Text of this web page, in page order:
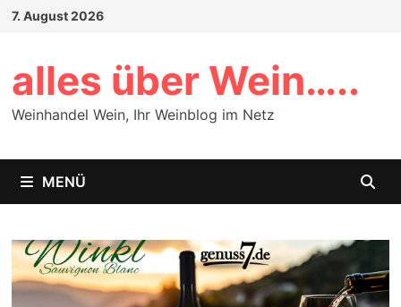
Zum
7. August 2026
alles über Wein…..
Weinhandel Wein, Ihr Weinblog im Netz
MENÜ